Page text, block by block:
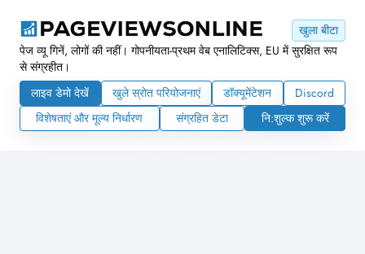
खुला बीटा
पेज व्यू गिनें, लोगों की नहीं। गोपनीयता-प्रथम वेब एनालिटिक्स, EU में सुरक्षित रूप
से संग्रहीत।
लाइव डेमो देखें
खुले स्रोत परियोजनाएं डॉक्यूमेंटेशन
Discord
विशेषताएं और मूल्य निर्धारण
संग्रहित डेटा नि:शुल्क शुरू करें